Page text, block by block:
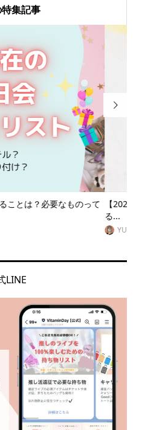
集記事
が選ぶ！オタク友達に喜ばれ

LINE